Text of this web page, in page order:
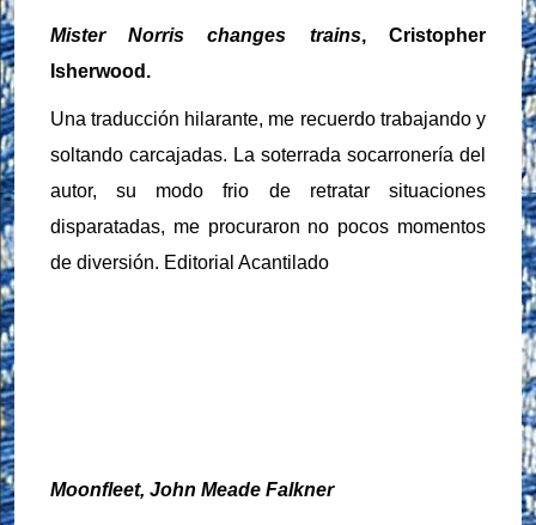
Mister Norris changes trains, Cristopher
Isherwood.
Una traducción hilarante, me recuerdo trabajando y
soltando carcajadas. La soterrada socarronería del
autor, su modo frio de retratar situaciones
disparatadas, me procuraron no pocos momentos
de diversión. Editorial Acantilado
Moonfleet, John Meade Falkner